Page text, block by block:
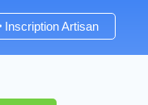
Inscription Artisan